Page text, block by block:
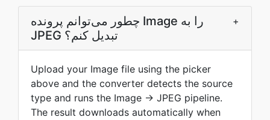
چطور می‌توانم پرونده Image را به
JPEG تبدیل کنم؟
+
Upload your Image file using the picker
above and the converter detects the source
type and runs the Image → JPEG pipeline.
The result downloads automatically when